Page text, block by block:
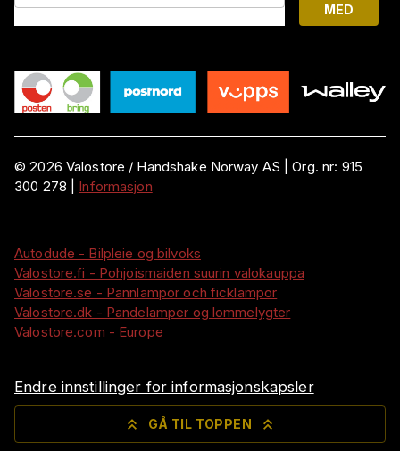
MED
©2026 Valostore / Handshake Norway AS |Org. nr: 915
300 278
Informasjon
Autodude - Bilpleie og bilvoks
Valostore.fi - Pohjoismaiden suurin valokauppa
Valostore.se - Pannlampor och ficklampor
Valostore.dk - Pandelamper og lommelygter
Valostore.com - Europe
Endre innstillinger for informasjonskapsler
GÅ TIL TOPPEN